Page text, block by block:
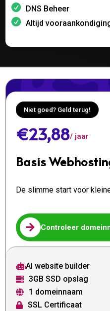
DNS Beheer
Altijd
Niet goed? Geld terug!
€23,88/ jaar
Basis
De slimme start voor
 Controleer
AI website builder
 3GB SSD opslag
 1 domeinnaam
 SSL Certificaat